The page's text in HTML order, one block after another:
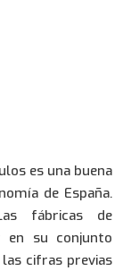
es una buena
de España.
fábricas de
en su conjunto
cifras previas